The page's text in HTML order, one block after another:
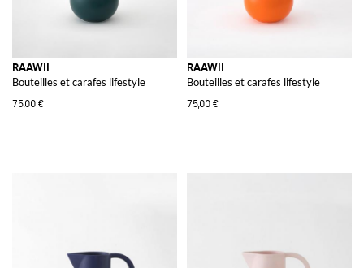
RAAWII
Bouteilles et carafes lifestyle
75,00 €
RAAWII
Bouteilles et carafes lifestyle
75,00 €